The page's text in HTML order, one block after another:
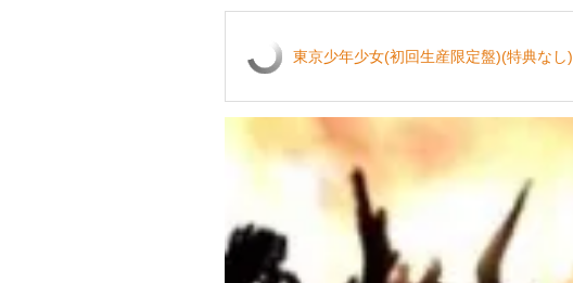
東京少年少女(初回生産限定盤)(特典なし)